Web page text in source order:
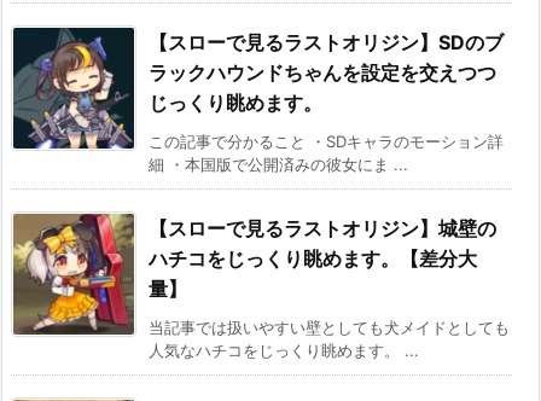
【スローで見るラストオリジン】SDのブ
ラックハウンドちゃんを設定を交えつつ
じっくり眺めます。
この記事で分かること ・SDキャラのモーション詳
細 ・本国版で公開済みの彼女にま ...
【スローで見るラストオリジン】城壁の
ハチコをじっくり眺めます。【差分大
量】
当記事では扱いやすい壁としても犬メイドとしても
人気なハチコをじっくり眺めます。 ...